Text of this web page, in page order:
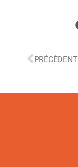
PRÉCÉDENT